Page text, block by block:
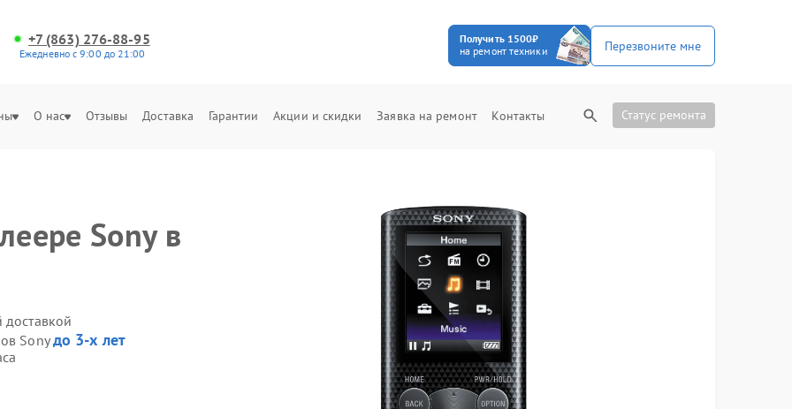
+7 (863) 276-88-95
Ежедневно с 9:00 до 21:00
Получить 1500₽
на ремонт техники
Перезвоните мне
О нас Отзывы Доставка Гарантии Акции и скидки Заявка на ремонт Контакты Статус ремонта
Sony в
доставкой
Sonyдо 3-х лет